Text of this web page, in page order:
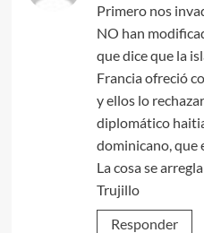
Primero nos
NO han
que dice que la
Francia ofreció
y ellos lo
diplomático
dominicano, que
La cosa se
Trujillo
Responder